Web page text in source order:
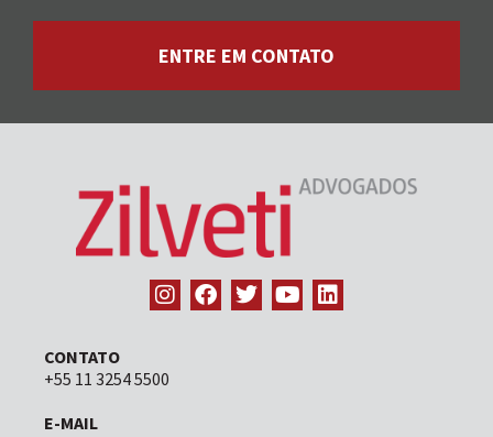
ENTRE EM CONTATO
CONTATO
+55 11 3254 5500
E-MAIL